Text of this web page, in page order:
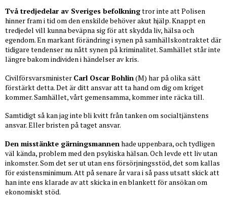
Två tredjedelar av Sveriges befolkningtror inte att Polisen
hinner fram i tid om den enskilde behöver akut hjälp. Knappt en
tredjedel vill kunna beväpna sig för att skydda liv, hälsa och
egendom. En markant förändring i synen på samhällskontraktet där
tidigare tendenser nu nått synen på kriminalitet. Samhället står inte
längre bakom individen i händelser av kris.
Civilförsvarsminister Carl Oscar Bohlin (M) har på olika sätt
förstärkt detta. Det är ditt ansvar att ta hand om dig om kriget
kommer. Samhället, vårt gemensamma, kommer inte räcka till.
Samtidigt så kan jag inte bli kvitt från tanken om socialtjänstens
ansvar. Eller bristen på taget ansvar.
Den misstänkte gärningsmannen hade uppenbara, och tydligen
väl kända, problem med den psykiska hälsan. Och levde ett liv utan
inkomster. Som det ser ut utan ens försörjningsstöd, det som kallas
för existensminimum. Att på senare år vara i så pass utsatt skick att
han inte ens klarade av att skicka in en blankett för ansökan om
ekonomiskt stöd.